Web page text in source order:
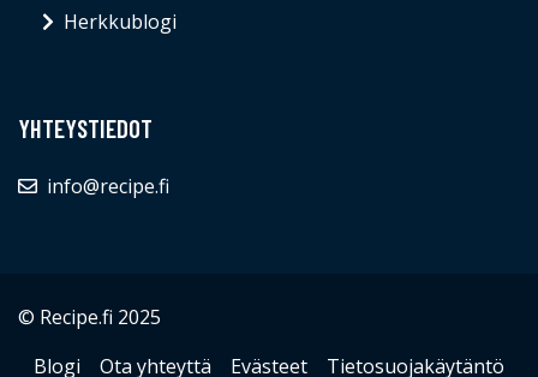
Herkkublogi
YHTEYSTIEDOT
info@recipe.fi
© Recipe.fi 2025
Blogi
Ota yhteyttä Evästeet Tietosuojakäytäntö